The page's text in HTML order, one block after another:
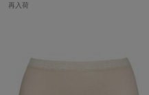
再入荷